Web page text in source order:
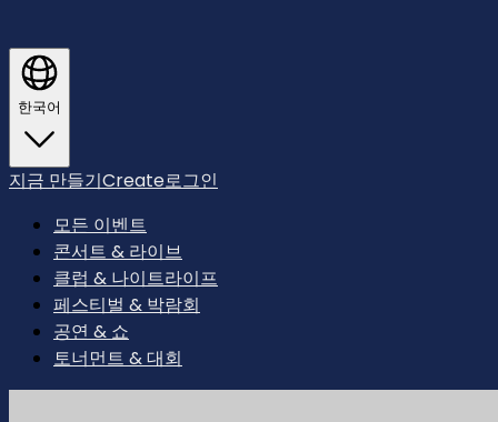
한국어
지금 만들기Create로그인
모든 이벤트
콘서트 & 라이브
클럽 & 나이트라이프
페스티벌 & 박람회
공연 & 쇼
토너먼트 & 대회